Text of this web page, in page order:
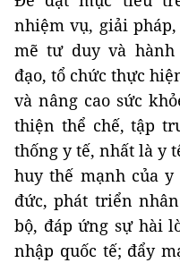
nhiệm vụ, giải
mẽ tư duy và
đạo, tổ chức thực
và nâng cao sức
thiện thể chế, tập
thống y tế, nhất là y
huy thế mạnh của
đức, phát triển
bộ, đáp ứng sự hài
nhập quốc tế; đẩy